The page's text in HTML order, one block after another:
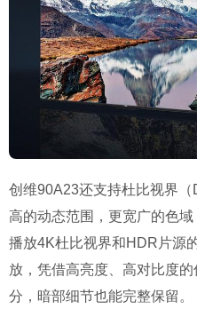
创维90A23还支持杜比视界
高的动态范围，更宽广的色
播放4K杜比视界和HDR片源
放，凭借高亮度、高对比度
分，暗部细节也能完整保留。